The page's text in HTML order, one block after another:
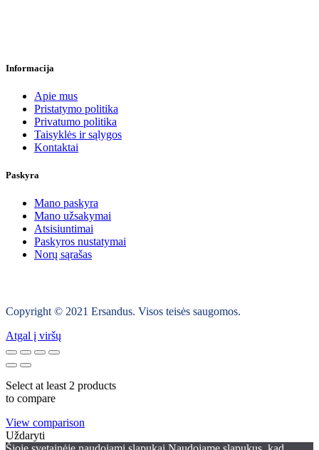
Informacija
Apie mus
Pristatymo politika
Privatumo politika
Taisyklės ir sąlygos
Kontaktai
Paskyra
Mano paskyra
Mano užsakymai
Atsisiuntimai
Paskyros nustatymai
Norų sąrašas
Copyright © 2021 Ersandus. Visos teisės saugomos.
Atgal į viršų
Select at least 2 products
to compare
View comparison
Uždaryti